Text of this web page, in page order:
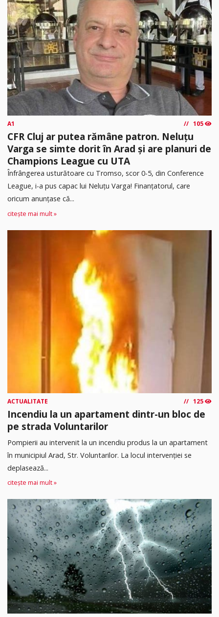
A1 105
CFR Cluj ar putea rămâne patron. Neluțu
Varga se simte dorit în Arad și are planuri de
Champions League cu UTA
Înfrângerea usturătoare cu Tromso, scor 0-5, din Conference
League, i-a pus capac lui Neluțu Varga! Finanțatorul, care
oricum anunțase că...
citește mai mult »
ACTUALITATE 125
Incendiu la un apartament dintr-un bloc de
pe strada Voluntarilor
Pompierii au intervenit la un incendiu produs la un apartament
în municipiul Arad, Str. Voluntarilor. La locul intervenției se
deplasează...
citește mai mult »